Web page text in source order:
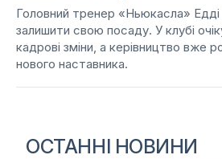
ОСТАННІ НОВИНИ
Головний тренер «Ньюкасла» Едді
залишити свою посаду. У клубі
кадрові зміни, а керівництво вже
нового наставника.